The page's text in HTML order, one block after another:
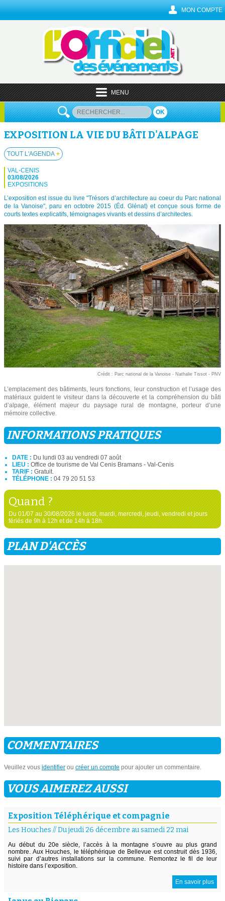
MON COMPTE
MENU
OK
EXPOSITION LA VIE DU BÂTI D'ALPAGE
TOUT L'AGENDA +
VAL-CENIS
03/08/2026
EXPOSITIONS
L’exposition est issue du livre "Trésors d’architecture au coeur du Parc national
de la Vanoise", paru en octobre 2015 (Éd. Glénat) et conçue sous forme de
courts textes explicatifs, témoignages vivants et dessins d’architectes.
Crédit : Parc national de la Vanoise - Nathalie Tissot - PNV
L’emplacement des bâtiments, leurs fonctions, leur construction et l’usage des
matériaux guident le visiteur dans la découverte et la compréhension du bâti
d’alpage, élément majeur du paysage rural de montagne, porteur d’une
mémoire collective.
INFORMATIONS PRATIQUES
DATE : Du lundi 03 au vendredi 07 août
LIEU : Office de tourisme de Val Cenis Bramans - Val-Cenis
TARIF : Gratuit.
TÉLÉPHONE : 04 79 20 51 53
Quand ?
Du 01/07 au 30/08/2026 le lundi, mardi, mercredi, jeudi, vendredi et jours
fériés de 9h à 12h et de 14h à 18h.
PLAN D'ACCÈS
COMMENTAIRES
Veuillez vous identifier ou créer un compte pour ajouter un commentaire.
VOUS AIMEREZ AUSSI
Exposition Téléphérique et compagnie
Les Houches //Du jeudi 26 décembre au samedi 22 mai
Au début du 20e siècle, l’accès à la montagne s’ouvre au plus grand
nombre. Aux Houches, le téléphérique de Bellevue est construit dès 1936,
suivi par d’autres installations sur la commune. Remontez le fil de leur
histoire dans l’exposition.
En savoir plus